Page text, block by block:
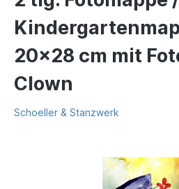
20x28 cm mit
Clown
Schoeller & Stanzwerk